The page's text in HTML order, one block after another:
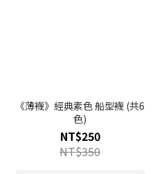
《薄襪》經典素色 船型襪 (共6
色)
NT$250
NT$350